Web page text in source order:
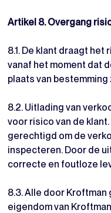
Artikel 8. Overgang
8.1. De klant draagt
vanaf het moment dat
plaats van
8.2. Uitlading van
voor risico van de
gerechtigd om de
inspecteren. Door de
correcte en foutloze
8.3. Alle door
eigendom van